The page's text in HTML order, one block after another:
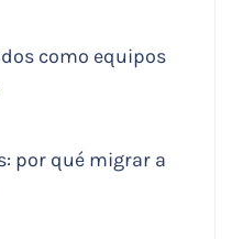
como equipos
por qué migrar a